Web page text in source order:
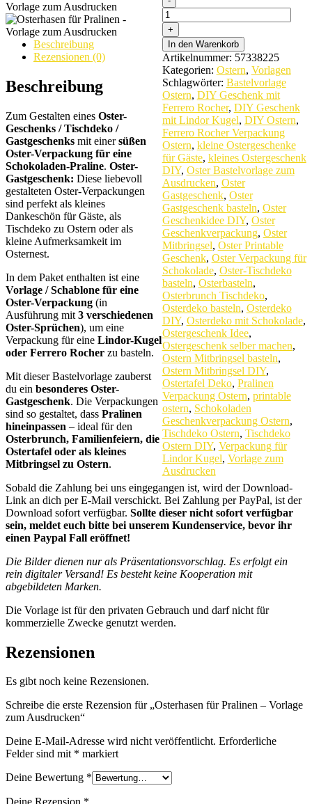
für
Pralinen
-
Vorlage
zum
Ausdrucken
quantity
In den Warenkorb
Artikelnummer: 57338225
Kategorien: Ostern, Vorlagen
Schlagwörter: Bastelvorlage
Ostern, DIY Geschenk mit
Ferrero Rocher, DIY Geschenk
mit Lindor Kugel, DIY Ostern,
Ferrero Rocher Verpackung
Ostern, kleine Ostergeschenke
für Gäste, kleines Ostergeschenk
DIY, Oster Bastelvorlage zum
Ausdrucken, Oster
Gastgeschenk, Oster
Gastgeschenk basteln, Oster
Geschenkidee DIY, Oster
Geschenkverpackung, Oster
Mitbringsel, Oster Printable
Geschenk, Oster Verpackung für
Schokolade, Oster-Tischdeko
basteln, Osterbasteln,
Osterbrunch Tischdeko,
Osterdeko basteln, Osterdeko
DIY, Osterdeko mit Schokolade,
Ostergeschenk Idee,
Ostergeschenk selber machen,
Ostern Mitbringsel basteln,
Ostern Mitbringsel DIY,
Ostertafel Deko, Pralinen
Verpackung Ostern, printable
ostern, Schokoladen
Geschenkverpackung Ostern,
Tischdeko Ostern, Tischdeko
Ostern DIY, Verpackung für
Lindor Kugel, Vorlage zum
Ausdrucken
Beschreibung
Rezensionen (0)
Beschreibung
Zum Gestalten eines Oster-
Geschenks / Tischdeko /
Gastgeschenks mit einersüßen
Oster-Verpackung für eine
Schokoladen-Praline. Oster-
Gastgeschenk: Diese liebevoll
gestalteten Oster-Verpackungen
sind perfekt als kleines
Dankeschön für Gäste, als
Tischdeko zu Ostern oder als
kleine Aufmerksamkeit im
Osternest.
In dem Paket enthalten ist eine
Vorlage / Schablone für eine
Oster-Verpackung (in
Ausführung mit 3 verschiedenen
Oster-Sprüchen), um eine
Verpackung für eine Lindor-Kugel
oder Ferrero Rocher zu basteln.
Mit dieser Bastelvorlage zauberst
du ein besonderes Oster-
Gastgeschenk. Die Verpackungen
sind so gestaltet, dass Pralinen
hineinpassen – ideal für den
Osterbrunch, Familienfeiern, die
Ostertafel oder als kleines
Mitbringsel zu Ostern.
Sobald die Zahlung bei uns eingegangen ist, wird der Download-
Link an dich per E-Mail verschickt. Bei Zahlung per PayPal, ist der
Download sofort verfügbar. Sollte dieser nicht sofort verfügbar
sein, meldet euch bitte bei unserem Kundenservice, bevor ihr
einen Paypal Fall eröffnet!
Die Bilder dienen nur als Präsentationsvorschlag. Es erfolgt ein
rein digitaler Versand! Es besteht keine Kooperation mit
abgebildeten Marken.
Die Vorlage ist für den privaten Gebrauch und darf nicht für
kommerzielle Zwecke genutzt werden.
Rezensionen
Es gibt noch keine Rezensionen.
Schreibe die erste Rezension für „Osterhasen für Pralinen – Vorlage
zum Ausdrucken“
Deine E-Mail-Adresse wird nicht veröffentlicht. Erforderliche
Felder sind mit * markiert
Deine Bewertung *